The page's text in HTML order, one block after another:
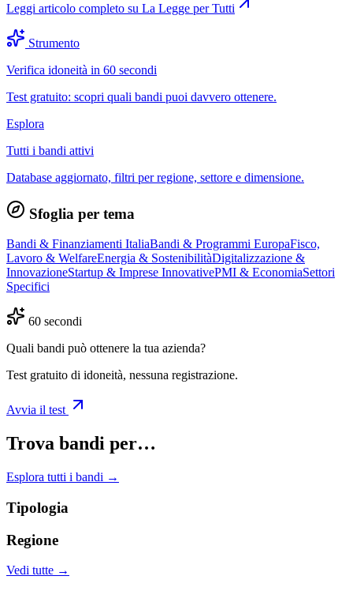
Leggi articolo completo su La Legge per Tutti
Strumento
Verifica idoneità in 60 secondi
Test gratuito: scopri quali bandi puoi davvero ottenere.
Esplora
Tutti i bandi attivi
Database aggiornato, filtri per regione, settore e dimensione.
Sfoglia per tema
Bandi & Finanziamenti ItaliaBandi & Programmi EuropaFisco,
Lavoro & WelfareEnergia & SostenibilitàDigitalizzazione &
InnovazioneStartup & Imprese InnovativePMI & EconomiaSettori
Specifici
60 secondi
Quali bandi può ottenere la tua azienda?
Test gratuito di idoneità, nessuna registrazione.
Avvia il test
Trova bandi per…
Esplora tutti i bandi →
Tipologia
Regione
Vedi tutte →